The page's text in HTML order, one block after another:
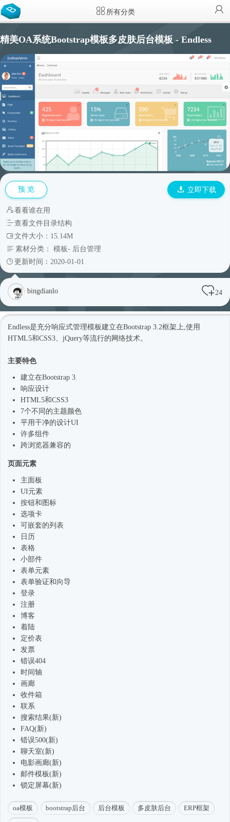
所有分类
精美OA系统Bootstrap模板多皮肤后台模板 - Endless
预 览 立即下载
看看谁在用
查看文件目录结构
文件大小：15.14M
素材分类： 模板- 后台管理
更新时间：2020-01-01
bingdianlo 24
Endless是充分响应式管理模板建立在Bootstrap 3.2框架上,使用
HTML5和CSS3、jQuery等流行的网络技术。
主要特色
建立在Bootstrap 3
响应设计
HTML5和CSS3
7个不同的主题颜色
平用干净的设计UI
许多组件
跨浏览器兼容的
页面元素
主面板
UI元素
按钮和图标
选项卡
可嵌套的列表
日历
表格
小部件
表单元素
表单验证和向导
登录
注册
博客
着陆
定价表
发票
错误404
时间轴
画廊
收件箱
联系
搜索结果(新)
FAQ(新)
错误500(新)
聊天室(新)
电影画廊(新)
邮件模板(新)
锁定屏幕(新)
oa模板 bootstrap后台 后台模板 多皮肤后台 ERP框架